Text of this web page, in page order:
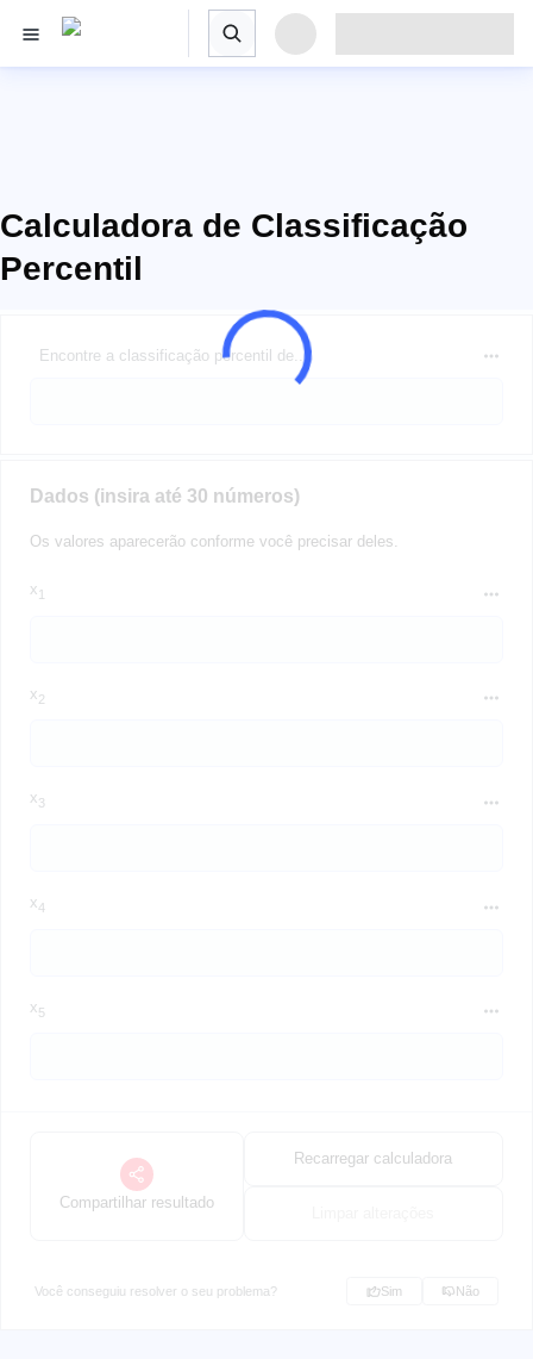
Calculadora de Classificação
Percentil
Encontre a classificação percentil de...
Dados (insira até 30 números)
Os valores aparecerão conforme você precisar deles.
x1
x2
x3
x4
x5
Compartilhar resultado
Recarregar calculadora
Você conseguiu resolver o seu problema? Sim Não